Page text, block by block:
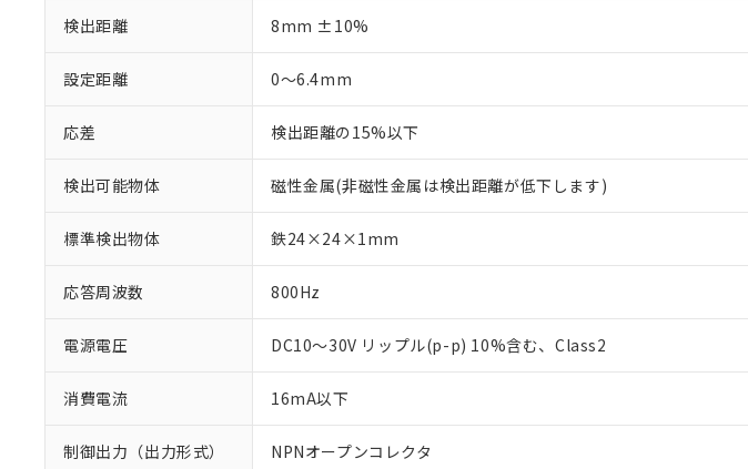
検出距離 8mm ±10%
設定距離 0～6.4mm
応差 検出距離の15%以下
検出可能物体 磁性金属(非磁性金属は検出距離が低下します)
標準検出物体 鉄24×24×1mm
応答周波数 800Hz
電源電圧 DC10～30V リップル(p-p) 10%含む、Class2
消費電流 16mA以下
制御出力（出力形式） NPNオープンコレクタ